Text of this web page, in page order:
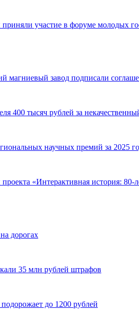
участие в форуме молодых
магниевый завод подписали
400 тысяч рублей за
научных премий за 2025
«Интерактивная история: 80-
дорогах
35 млн рублей штрафов
до 1200 рублей